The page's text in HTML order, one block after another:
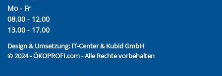
Mo - Fr
08.00 - 12.00
13.00 - 17.00
Design & Umsetzung: IT-Center & Kubid GmbH
© 2024 - ÖKOPROFI.com - Alle Rechte vorbehalten